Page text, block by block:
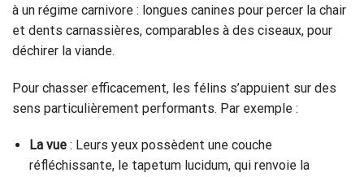
à un régime carnivore : longues canines pour percer la chair
et dents carnassières, comparables à des ciseaux, pour
déchirer la viande.
Pour chasser efficacement, les félins s’appuient sur des
sens particulièrement performants. Par exemple :
La vue: Leurs yeux possèdent une couche
réfléchissante, le tapetum lucidum, qui renvoie la